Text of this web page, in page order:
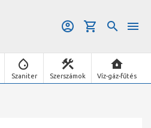
Szaniter Szerszámok Víz-gáz-fűtés